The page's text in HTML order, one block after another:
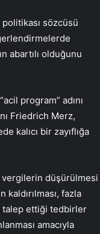
sözcüsü
abartılı olduğunu
program” adını
Friedrich Merz,
kalıcı bir zayıflığa
vergilerin düşürülmesi
fazla
talep ettiği tedbirler
amacıyla